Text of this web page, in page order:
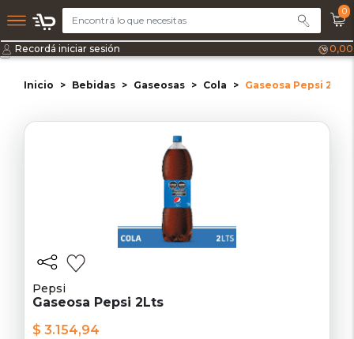
0
Recordá iniciar sesión 0,00
Inicio Bebidas Gaseosas Cola Gaseosa Pepsi 2Lts
Pepsi
Gaseosa Pepsi 2Lts
$ 3.154,94